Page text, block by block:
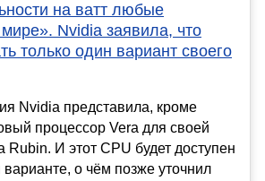
на ватт любые
Nvidia заявила, что
только один вариант своего
Nvidia представила, кроме
процессор Vera для своей
И этот CPU будет доступен
о чём позже уточнил